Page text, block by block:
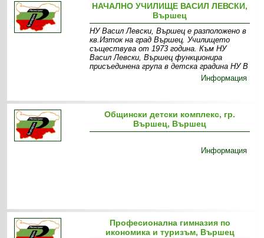
НАЧАЛНО УЧИЛИЩЕ ВАСИЛ ЛЕВСКИ,
Вършец
НУ Васил Левски, Вършец е разположено в
кв.Изток на град Вършец. Училището
съществува от 1973 година. Към НУ
Васил Левски, Вършец функционира
присъединена група в детска градина НУ В
Информация
Общински детски комплекс, гр.
Вършец, Вършец
Информация
Професионална гимназия по
икономика и туризъм, Вършец